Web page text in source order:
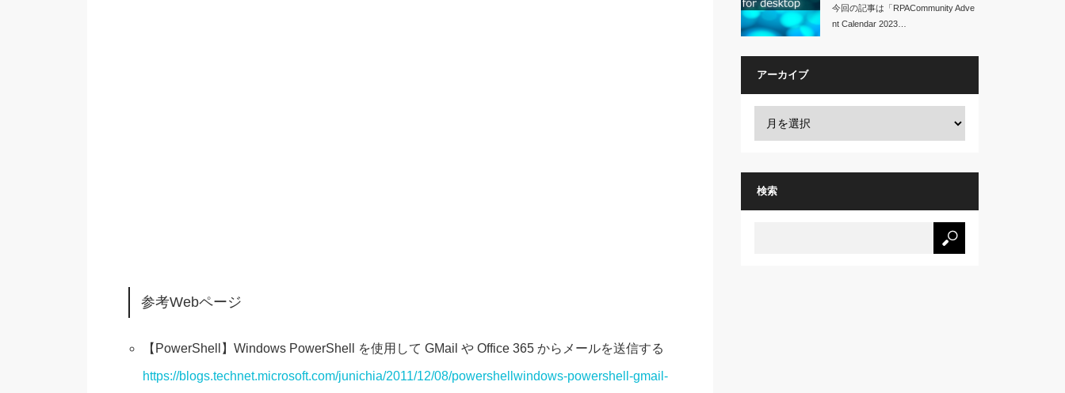
参考Webページ
【PowerShell】Windows PowerShell を使用して GMail や Office 365 からメールを送信する
https://blogs.technet.microsoft.com/junichia/2011/12/08/powershellwindows-powershell-gmail-
今回の記事は「RPACommunity Adve
nt Calendar 2023…
アーカイブ
検索